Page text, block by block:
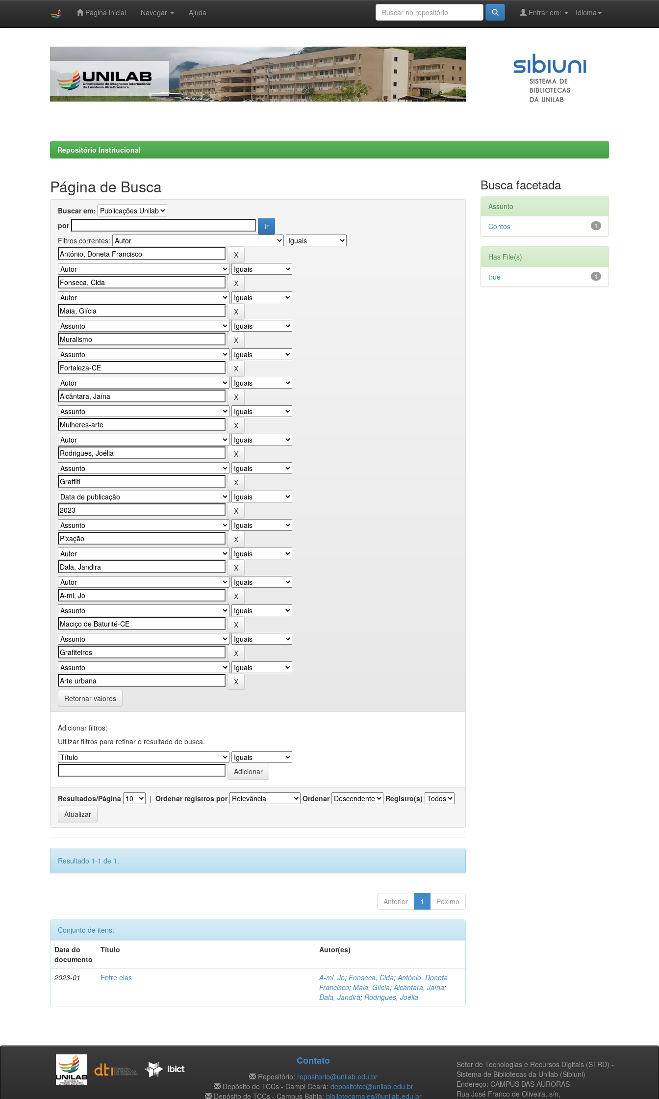
Página inicial Navegar Ajuda Idioma
Entrar em:
Repositório Institucional
Página de Busca
Buscar em:
por
Filtros correntes:
Retornar valores
Adicionar filtros:
Utilizar filtros para refinar o resultado de busca.
Resultados/Página | Ordenar registros por Ordenar Registro(s)
Resultado 1-1 de 1.
Anterior 1 Póximo
Conjunto de itens:
Data do
documento
Título Autor(es)
2023-01 Entre elas A-mi, Jo;Fonseca, Cida;António, Doneta
Francisco;Maia, Glícia;Alcântara, Jaína;
Dala, Jandira;Rodrigues, Joélia
Busca facetada
Assunto
1
Contos
Has File(s)
1
true
Setor de Tecnologias e Recursos Digitais (STRD) -
Sistema de Bibliotecas da Unilab (Sibiuni)
Endereço: CAMPUS DAS AURORAS
Rua José Franco de Oliveira, s/n,
Contato
Repositório: repositorio@unilab.edu.br
Depósito de TCCs - Campi Ceará: depositotcc@unilab.edu.br
Depósito de TCCs - Campus Bahia: bibliotecamales@unilab.edu.br